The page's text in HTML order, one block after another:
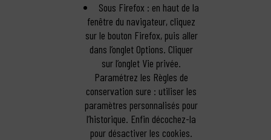
Sous Firefox : en haut de la
fenêtre du navigateur, cliquez
sur le bouton Firefox, puis aller
dans l’onglet Options. Cliquer
sur l’onglet Vie privée.
Paramétrez les Règles de
conservation sure : utiliser les
paramètres personnalisés pour
l’historique. Enfin décochez-la
pour désactiver les cookies.